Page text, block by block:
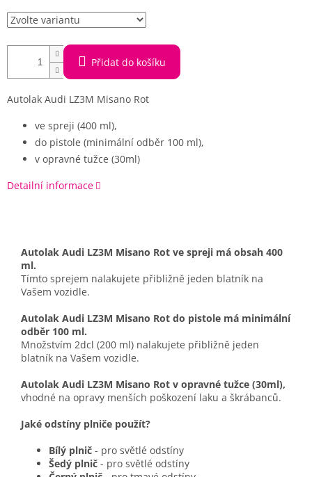
Přidat do košíku
Autolak Audi LZ3M Misano Rot
ve spreji (400 ml),
do pistole (minimální odběr 100 ml),
v opravné tužce (30ml)
Detailní informace
Autolak Audi LZ3M Misano Rot ve spreji má obsah 400
ml.
Tímto sprejem nalakujete přibližně jeden blatník na
Vašem vozidle.
Autolak Audi LZ3M Misano Rot do pistole má minimální
odběr 100 ml.
Množstvím 2dcl (200 ml) nalakujete přibližně jeden
blatník na Vašem vozidle.
Autolak Audi LZ3M Misano Rot v opravné tužce (30ml),
vhodné na opravy menších poškození laku a škrábanců.
Jaké odstíny plniče použít?
Bílý plnič - pro světlé odstíny
Šedý plnič - pro světlé odstíny